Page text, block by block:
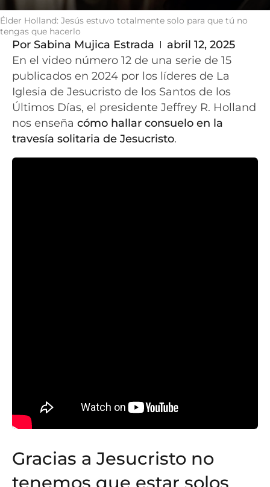
Élder Holland: Jesús estuvo totalmente solo para que tú no
tengas que hacerlo
Por Sabina Mujica Estrada
abril 12, 2025
En el video número 12 de una serie de 15
publicados en 2024 por los líderes de La
Iglesia de Jesucristo de los Santos de los
Últimos Días, el presidente Jeffrey R. Holland
nos enseña cómo hallar consuelo en la
travesía solitaria de Jesucristo.
Gracias a Jesucristo no
tenemos que estar solos